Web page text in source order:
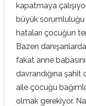
kapatmaya
büyük sorumluluğu
hataları çocuğun
Bazen
fakat anne
davrandığına
aile çocuğu
olmak gerekiyor.